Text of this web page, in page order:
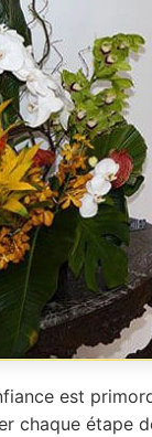
est
chaque étape